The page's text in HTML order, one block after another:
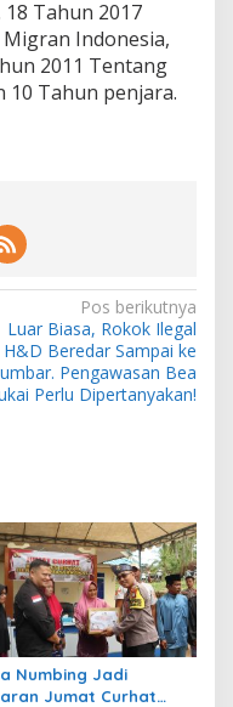
18 Tahun 2017
Indonesia,
2011 Tentang
10 Tahun penjara.
Pos berikutnya
Luar Biasa, Rokok Ilegal
H&D Beredar Sampai ke
Pengawasan Bea
Perlu Dipertanyakan!
Numbing Jadi
Jumat Curhat